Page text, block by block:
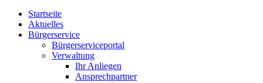
Startseite
Aktuelles
Bürgerservice
Bürgerserviceportal
Verwaltung
Ihr Anliegen
Ansprechpartner